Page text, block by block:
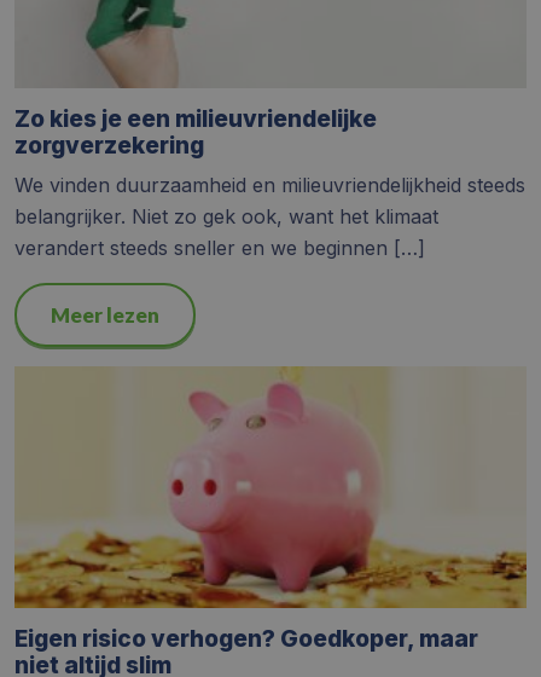
Zo kies je een milieuvriendelijke
zorgverzekering
We vinden duurzaamheid en milieuvriendelijkheid steeds
belangrijker. Niet zo gek ook, want het klimaat
verandert steeds sneller en we beginnen […]
Meer lezen
Eigen risico verhogen? Goedkoper, maar
niet altijd slim